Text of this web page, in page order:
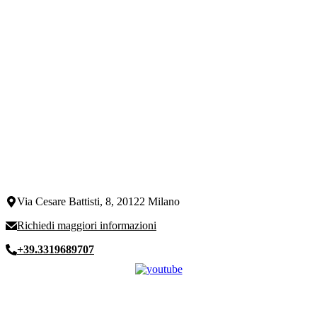
Via Cesare Battisti, 8, 20122 Milano
Richiedi maggiori informazioni
+39.3319689707